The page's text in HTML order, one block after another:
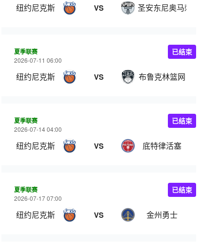
纽约尼克斯 VS 圣安东尼奥马刺
夏季联赛
2026-07-11 06:00
纽约尼克斯 VS 布鲁克林篮网
已结束
夏季联赛
2026-07-14 04:00
纽约尼克斯 VS 底特律活塞
已结束
夏季联赛
2026-07-17 07:00
纽约尼克斯 VS 金州勇士
已结束